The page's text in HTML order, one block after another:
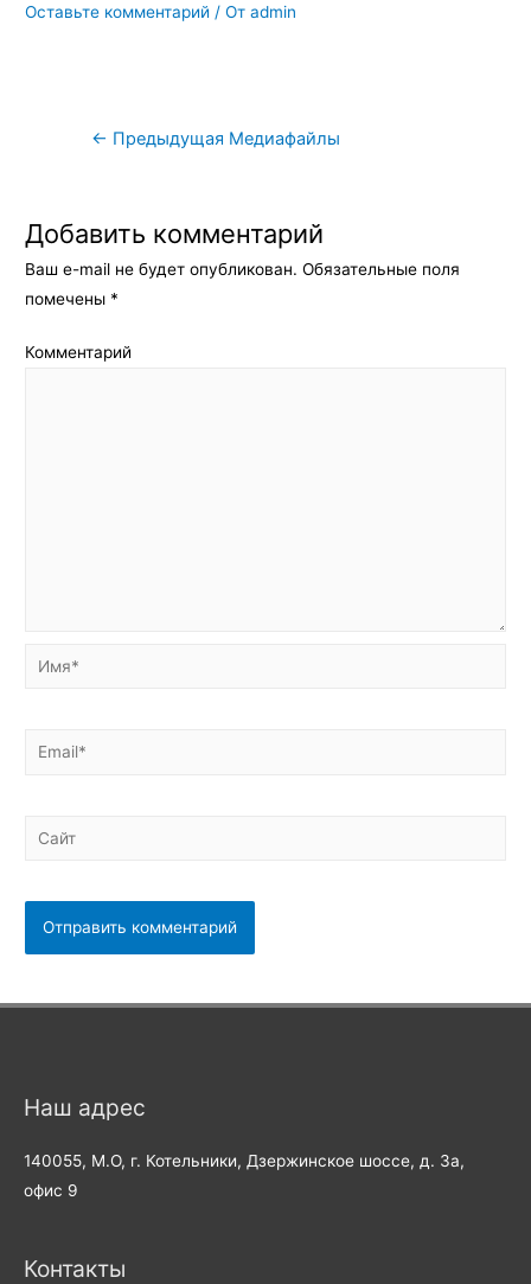
Оставьте комментарий / Отadmin
Навигация
← Предыдущая Медиафайлы
Добавить комментарий
Ваш e-mail не будет опубликован. Обязательные поля
помечены *
Комментарий
Имя*
Email*
Сайт
Наш адрес
140055, М.О, г. Котельники, Дзержинское шоссе, д. 3а,
офис 9
Контакты